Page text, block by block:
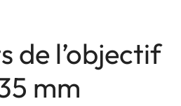
de l’objectif
mm